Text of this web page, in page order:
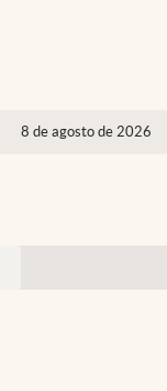
8 de agosto de 2026